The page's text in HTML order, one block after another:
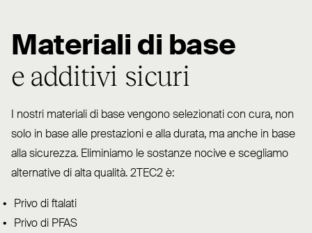
Materiali di base
e additivi sicuri
I nostri materiali di base vengono sele­zionati con cura, non
solo in base alle pre­stazioni e alla durata, ma anche in base
alla sicurezza. Eli­miniamo le sostanze nocive e scegliamo
alternative di alta qualità. 2TEC2 è:
Privo di ftalati
Privo di PFAS